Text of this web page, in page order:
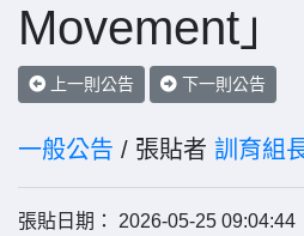
Movement」
上一則公告 下一則公告
一般公告 / 張貼者 訓育組
張貼日期： 2026-05-25